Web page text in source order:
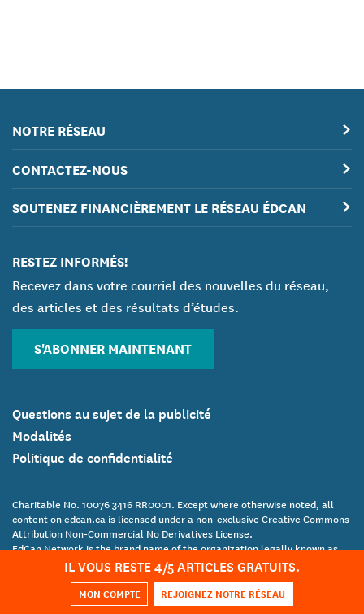
IL VOUS RESTE4/5 ARTICLESGRATUITS.
MON COMPTE REJOIGNEZ NOTRE RÉSEAU
NOTRE RÉSEAU
CONTACTEZ-NOUS
SOUTENEZ FINANCIÈREMENT LE RÉSEAU ÉDCAN
RESTEZ INFORMÉS!
Recevez dans votre courriel des nouvelles du réseau,
des articles et des résultats d’études.
S'ABONNER MAINTENANT
Questions au sujet de la publicité
Modalités
Politique de confidentialité
Charitable No. 10076 3416 RR0001. Except where otherwise noted, all
content on edcan.ca is licensed under a non-exclusive Creative Commons
Attribution Non-Commercial No Derivatives License.
EdCan Network is the brand name of the organization legally known as
the Canadian Education Association.
Copyright Canadian Education Association © 2017 All Rights Reserved